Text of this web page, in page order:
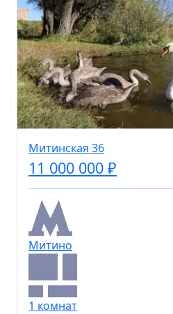
Митинская 36
11 000 000 ₽
Митино
1 комнат